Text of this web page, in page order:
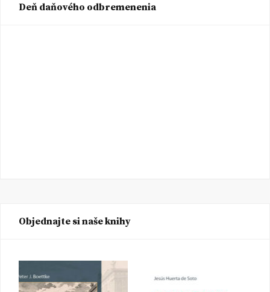
Deň daňového odbremenenia
Objednajte si naše knihy